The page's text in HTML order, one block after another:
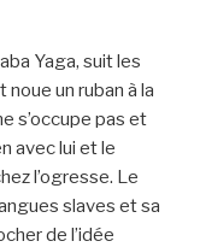
Yaga, suit les
un ruban à la
s’occupe pas et
avec lui et le
l’ogresse. Le
slaves et sa
de l’idée